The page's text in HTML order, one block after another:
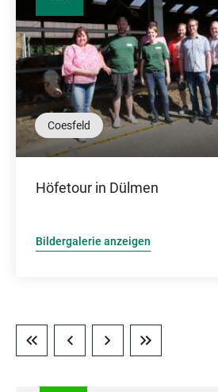
Coesfeld
Höfetour in Dülmen
Bildergalerie anzeigen